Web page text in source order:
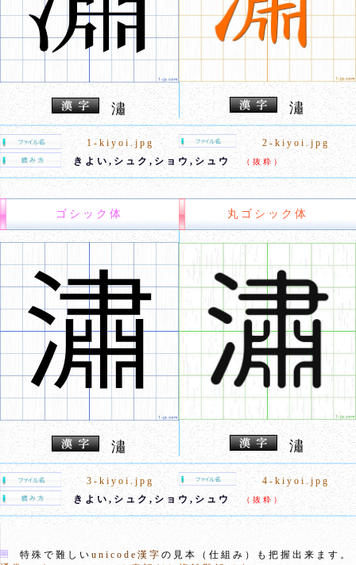
潚 潚
1-kiyoi.jpg
2-kiyoi.jpg
きよい,シュク,ショウ,シュウ
（抜粋）
ゴシック体 丸ゴシック体
潚 潚
3-kiyoi.jpg
4-kiyoi.jpg
きよい,シュク,ショウ,シュウ
（抜粋）
特殊で難しい unicode漢字 の見本（仕組み）も把握出来ます。